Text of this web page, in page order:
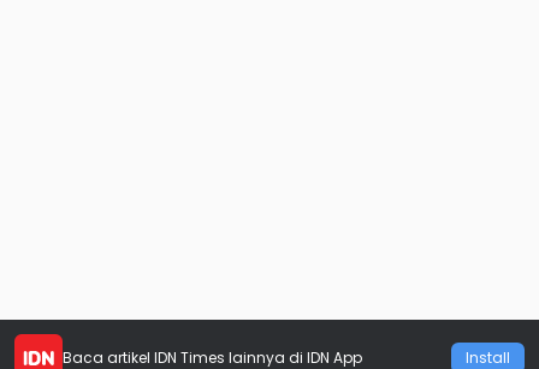
Baca artikel IDN Times lainnya di IDN App Install